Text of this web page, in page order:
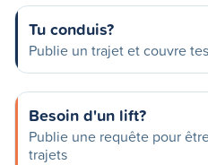
Tu conduis?
Publie un trajet et couvre
Besoin d'un lift?
Publie une requête pour
trajets